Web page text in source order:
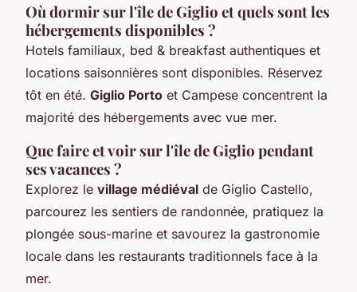
Où dormir sur l'île de Giglio et quels sont les
hébergements disponibles ?
Hotels familiaux, bed & breakfast authentiques et
locations saisonnières sont disponibles. Réservez
tôt en été. Giglio Porto et Campese concentrent la
majorité des hébergements avec vue mer.
Que faire et voir sur l'île de Giglio pendant
ses vacances ?
Explorez le village médiéval de Giglio Castello,
parcourez les sentiers de randonnée, pratiquez la
plongée sous-marine et savourez la gastronomie
locale dans les restaurants traditionnels face à la
mer.